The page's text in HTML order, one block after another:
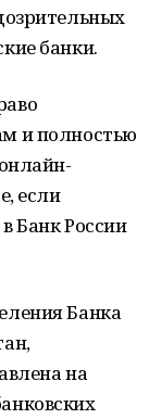
банки.
и полностью
если
Банк России
Банка
на